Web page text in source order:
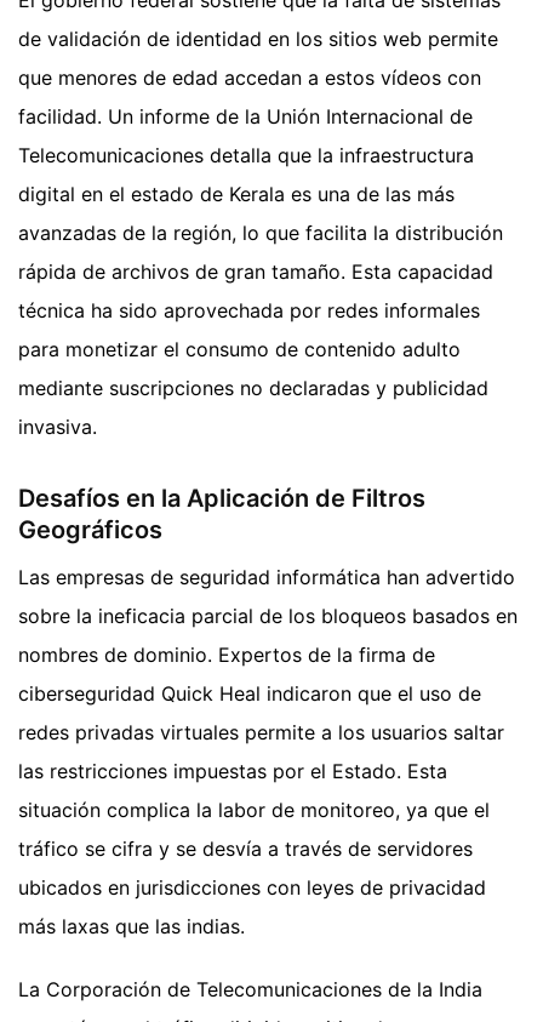
de validación de identidad en los sitios web permite
que menores de edad accedan a estos vídeos con
facilidad. Un informe de la Unión Internacional de
Telecomunicaciones detalla que la infraestructura
digital en el estado de Kerala es una de las más
avanzadas de la región, lo que facilita la distribución
rápida de archivos de gran tamaño. Esta capacidad
técnica ha sido aprovechada por redes informales
para monetizar el consumo de contenido adulto
mediante suscripciones no declaradas y publicidad
invasiva.
Desafíos en la Aplicación de Filtros
Geográficos
Las empresas de seguridad informática han advertido
sobre la ineficacia parcial de los bloqueos basados en
nombres de dominio. Expertos de la firma de
ciberseguridad Quick Heal indicaron que el uso de
redes privadas virtuales permite a los usuarios saltar
las restricciones impuestas por el Estado. Esta
situación complica la labor de monitoreo, ya que el
tráfico se cifra y se desvía a través de servidores
ubicados en jurisdicciones con leyes de privacidad
más laxas que las indias.
La Corporación de Telecomunicaciones de la India